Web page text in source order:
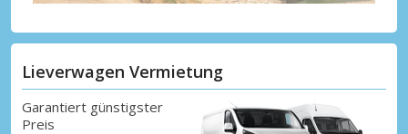
Lieverwagen Vermietung
Garantiert günstigster
Preis